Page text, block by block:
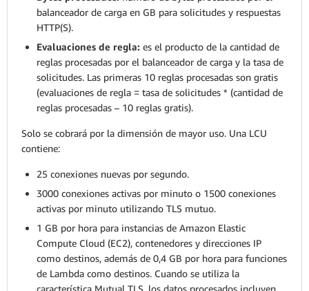
balanceador de carga en GB para solicitudes y respuestas
HTTP(S).
Evaluaciones de regla: es el producto de la cantidad de
reglas procesadas por el balanceador de carga y la tasa de
solicitudes. Las primeras 10 reglas procesadas son gratis
(evaluaciones de regla = tasa de solicitudes * (cantidad de
reglas procesadas – 10 reglas gratis).
Solo se cobrará por la dimensión de mayor uso. Una LCU
contiene:
25 conexiones nuevas por segundo.
3000 conexiones activas por minuto o 1500 conexiones
activas por minuto utilizando TLS mutuo.
1 GB por hora para instancias de Amazon Elastic
Compute Cloud (EC2), contenedores y direcciones IP
como destinos, además de 0,4 GB por hora para funciones
de Lambda como destinos. Cuando se utiliza la
característica Mutual TLS, los datos procesados incluyen